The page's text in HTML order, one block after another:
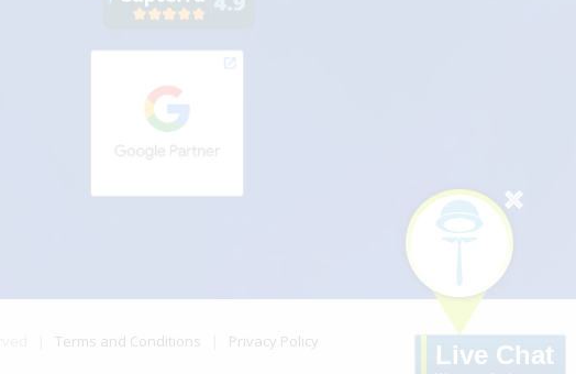
Terms and Conditions Privacy Policy Live Chat